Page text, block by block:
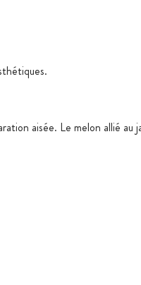
aisée. Le melon allié au